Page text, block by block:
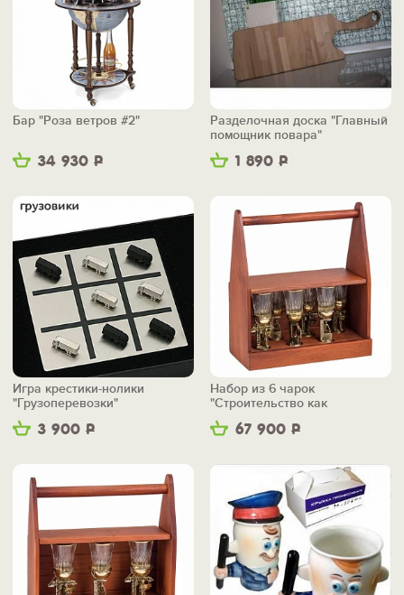
34 930 Р
Бар "Роза ветров #2"
1 890 Р
Разделочная доска "Главный
помощник повара"
3 900 Р
Игра крестики-нолики
"Грузоперевозки"
67 900 Р
Набор из 6 чарок
"Строительство как
искусство" в ящике